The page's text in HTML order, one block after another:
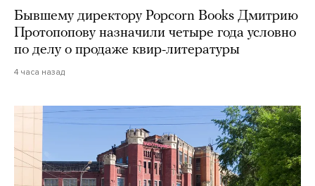
Бывшему директору Popcorn Books Дмитрию
Протопопову назначили четыре года условно
по делу о продаже квир-литературы
4 часа назад